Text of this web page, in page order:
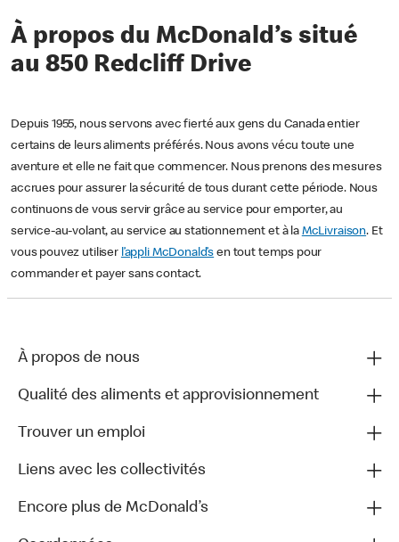
À propos du McDonald’s situé
au 850 Redcliff Drive
Depuis 1955, nous servons avec fierté aux gens du Canada entier
certains de leurs aliments préférés. Nous avons vécu toute une
aventure et elle ne fait que commencer. Nous prenons des mesures
accrues pour assurer la sécurité de tous durant cette période. Nous
continuons de vous servir grâce au service pour emporter, au
service-au-volant, au service au stationnement et à la McLivraison. Et
vous pouvez utiliser l’appli McDonald’s en tout temps pour
commander et payer sans contact.
À propos de nous
Qualité des aliments et approvisionnement
Trouver un emploi
Liens avec les collectivités
Encore plus de McDonald’s